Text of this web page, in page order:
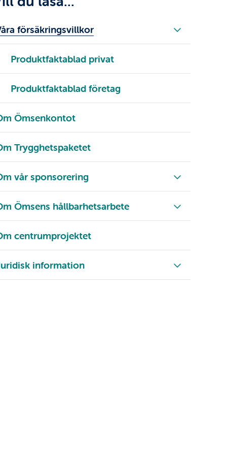
försäkringsvillkor
Produktfaktablad privat
Produktfaktablad företag
Ömsenkontot
Trygghetspaketet
vår sponsorering
Ömsens hållbarhetsarbete
centrumprojektet
information